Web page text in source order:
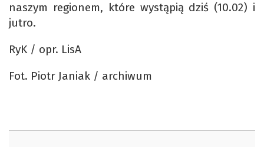
naszym regionem, które wystąpią dziś (10.02) i
jutro.
RyK / opr. LisA
Fot. Piotr Janiak / archiwum